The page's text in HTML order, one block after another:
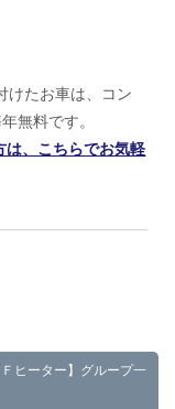
けたお車は、コン
無料です。
は、こちらでお気軽
ヒーター】グループ一